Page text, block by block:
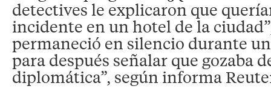
detectives le explicaron que
incidente en un hotel de la
permaneció en silencio durante
para después señalar que gozaba
diplomática”, según informa